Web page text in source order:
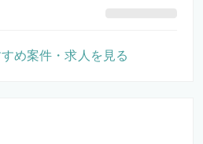
め案件・求人を見る